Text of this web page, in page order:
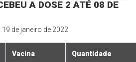
A DOSE 2 ATÉ 08 DE
19 de janeiro de 2022
Vacina Quantidade